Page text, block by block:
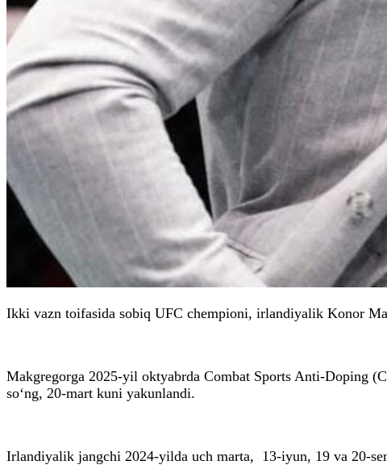
Ikki vazn toifasida sobiq UFC chempioni, irlandiyalik Konor
Makgregorga 2025-yil oktyabrda Combat Sports Anti-Doping
so‘ng, 20-mart kuni yakunlandi.
Irlandiyalik jangchi 2024-yilda uch marta, 13-iyun, 19 va 20-